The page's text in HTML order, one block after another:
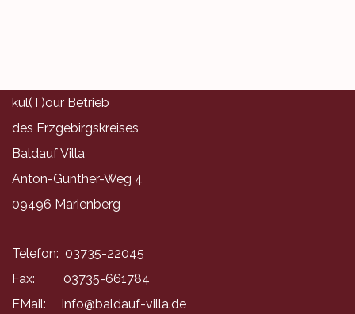
kul(T)our Betrieb
des Erzgebirgskreises
Baldauf Villa
Anton-Günther-Weg 4
09496 Marienberg
Telefon: 03735-22045
Fax: 03735-661784
EMail: info@baldauf-villa.de